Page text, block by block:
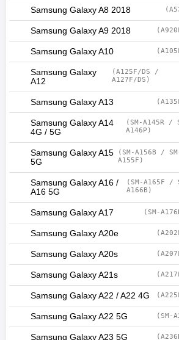
Samsung Galaxy A8 2018
Samsung Galaxy A9 2018
Samsung Galaxy A10
Samsung Galaxy
A12
(A125F/DS /
A127F/DS)
Samsung Galaxy A13
Samsung Galaxy A14
4G / 5G
(SM-A145R /
A146P)
Samsung Galaxy A15
5G
(SM-A156B /
A155F)
Samsung Galaxy A16 /
A16 5G
(SM-A165F /
A166B)
Samsung Galaxy A17 (SM-
Samsung Galaxy A20e
Samsung Galaxy A20s
Samsung Galaxy A21s
Samsung Galaxy A22 / A22 4G
Samsung Galaxy A22 5G (SM-
Samsung Galaxy A23 5G
Merk full